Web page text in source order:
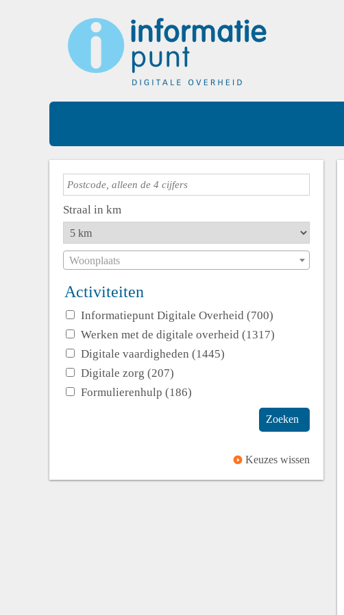
Straal in km
Woonplaats
Activiteiten
Informatiepunt Digitale Overheid (700)
Werken met de digitale overheid (1317)
Digitale vaardigheden (1445)
Digitale zorg (207)
Formulierenhulp (186)
Zoeken
Keuzes wissen